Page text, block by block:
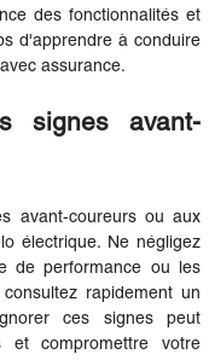
des fonctionnalités et
d'apprendre à conduire
assurance.
signes avant-
avant-coureurs ou aux
électrique. Ne négligez
de performance ou les
rapidement un
ces signes peut
et compromettre votre